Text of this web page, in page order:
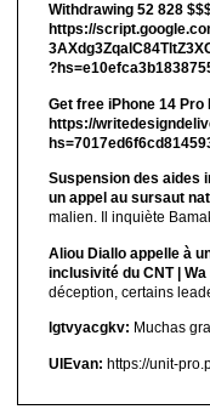
Withdrawing 52 828
https://
Get free iPhone 14 Pro
https://
Suspension des aides
un appel au sursaut
malien. Il inquiète
Aliou Diallo appelle à
inclusivité du CNT | Wa
déception, certains
lgtvyacgkv: Muchas
UIEvan: https://unit-